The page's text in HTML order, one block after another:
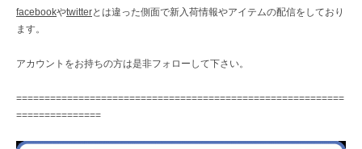
facebookやtwitterとは違った側面で新入荷情報やアイテムの配信をしており
ます。
アカウントをお持ちの方は是非フォローして下さい。
==========================================================
===============